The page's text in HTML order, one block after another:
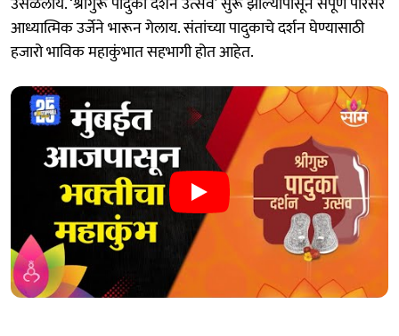
आध्यात्मिक उर्जेने भारून गेलाय. संतांच्या पादुकाचे दर्शन घेण्यासाठी
हजारो भाविक महाकुंभात सहभागी होत आहेत.